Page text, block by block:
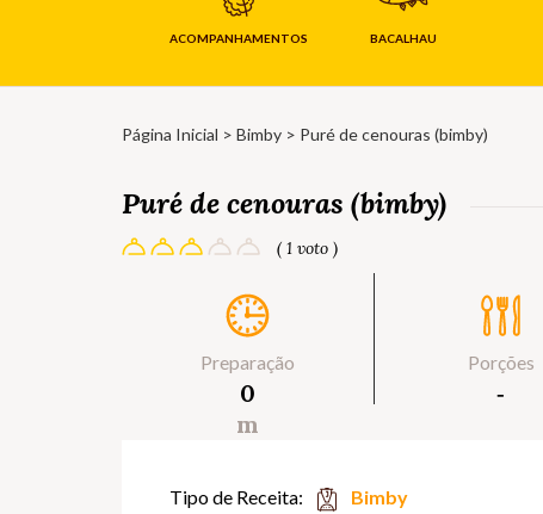
ACOMPANHAMENTOS BACALHAU
Página Inicial > Bimby > Puré de cenouras (bimby)
Puré de cenouras (bimby)
( 1 voto )
Preparação
0
m
Porções
‐
Tipo de Receita: Bimby